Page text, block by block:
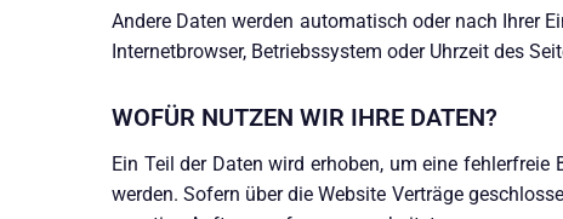
Andere Daten werden automatisch oder nach Ihrer
Internetbrowser, Betriebssystem oder Uhrzeit des
WOFÜR NUTZEN WIR IHRE DATEN?
Ein Teil der Daten wird erhoben, um eine
werden. Sofern über die Website Verträge